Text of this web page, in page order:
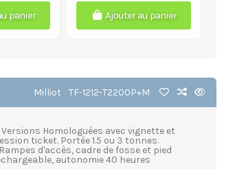
panier Ajouter au panier
Milliot TF-1212-T2200P+M
Homologuées avec vignette et
ticket. Portée 1.5 ou 3 tonnes.
d'accès, cadre de fosse et pied
autonomie 40 heures